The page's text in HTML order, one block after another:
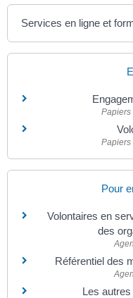
Services en ligne et
Papiers
Papiers
Pour
Volontaires en
des
Référentiel des
Les